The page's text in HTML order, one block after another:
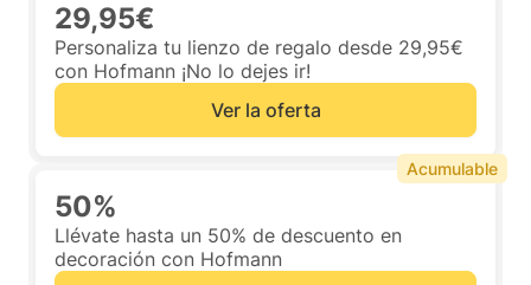
29,95€
Personaliza tu lienzo de regalo desde 29,95€
con Hofmann ¡No lo dejes ir!
Ver la oferta
50%
Llévate hasta un 50% de descuento en
decoración con Hofmann
Acumulable